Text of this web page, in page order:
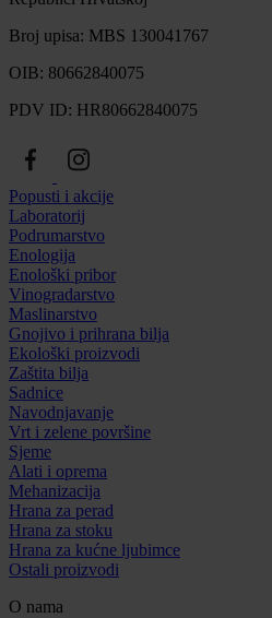
Broj upisa: MBS 130041767
OIB: 80662840075
PDV ID: HR80662840075
Popusti i akcije
Laboratorij
Podrumarstvo
Enologija
Enološki pribor
Vinogradarstvo
Maslinarstvo
Gnojivo i prihrana bilja
Ekološki proizvodi
Zaštita bilja
Sadnice
Navodnjavanje
Vrt i zelene površine
Sjeme
Alati i oprema
Mehanizacija
Hrana za perad
Hrana za stoku
Hrana za kućne ljubimce
Ostali proizvodi
O nama